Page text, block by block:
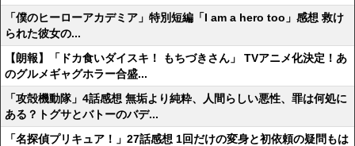
「僕のヒーローアカデミア」特別短編「I am a hero too」感想 救け
られた彼女の...
【朗報】「ドカ食いダイスキ！ もちづきさん」 TVアニメ化決定！あ
のグルメギャグホラー合盛...
「攻殻機動隊」4話感想 無垢より純粋、人間らしい悪性、罪は何処に
ある？トグサとバトーのバデ...
「名探偵プリキュア！」27話感想 1回だけの変身と初依頼の疑問もは